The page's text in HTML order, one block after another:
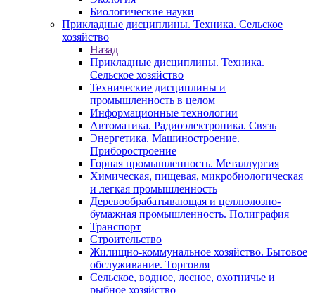
Биологические науки
Прикладные дисциплины. Техника. Сельское
хозяйство
Назад
Прикладные дисциплины. Техника.
Сельское хозяйство
Технические дисциплины и
промышленность в целом
Информационные технологии
Автоматика. Радиоэлектроника. Связь
Энергетика. Машиностроение.
Приборостроение
Горная промышленность. Металлургия
Химическая, пищевая, микробиологическая
и легкая промышленность
Деревообрабатывающая и целлюлозно-
бумажная промышленность. Полиграфия
Транспорт
Строительство
Жилищно-коммунальное хозяйство. Бытовое
обслуживание. Торговля
Сельское, водное, лесное, охотничье и
рыбное хозяйство